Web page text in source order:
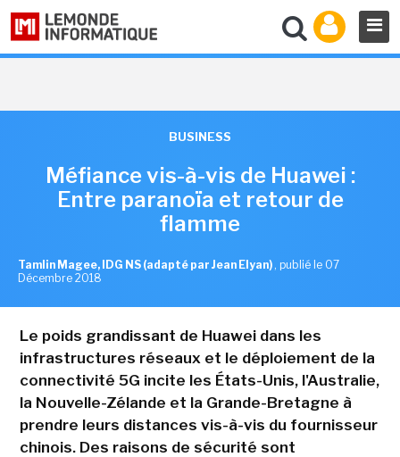
BUSINESS
Méfiance vis-à-vis de Huawei :
Entre paranoïa et retour de
flamme
Tamlin Magee, IDG NS (adapté par Jean Elyan) , publié le 07
Décembre 2018
Le poids grandissant de Huawei dans les
infrastructures réseaux et le déploiement de la
connectivité 5G incite les États-Unis, l'Australie,
la Nouvelle-Zélande et la Grande-Bretagne à
prendre leurs distances vis-à-vis du fournisseur
chinois. Des raisons de sécurité sont